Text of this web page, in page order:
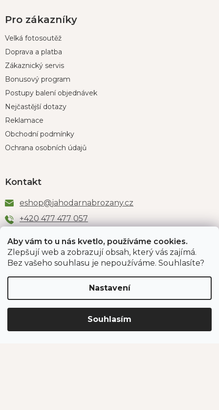
Aby vám to u nás kvetlo, používáme cookies.
Zlepšují web a zobrazují obsah, který vás zajímá.
Bez vašeho souhlasu je nepoužíváme. Souhlasíte?
Nastavení
Souhlasím
Pro zákazníky
Velká fotosoutěž
Doprava a platba
Zákaznický servis
Bonusový program
Postupy balení objednávek
Nejčastější dotazy
Reklamace
Obchodní podmínky
Ochrana osobních údajů
Kontakt
eshop@jahodarnabrozany.cz
+420 477 477 057
Odběr newsletteru
PŘIHLÁSIT SE